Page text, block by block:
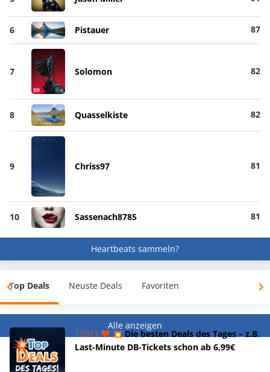
6 Pistauer 87
7 Solomon 82
8 Quasselkiste 82
9 Chriss97 81
10 Sassenach8785 81
Heartbeats sammeln?
Top Deals Neuste Deals Favoriten
Alle anzeigen
17071
💥 Die besten Deals des Tages – z.B.
Last-Minute DB-Tickets schon ab 6,99€